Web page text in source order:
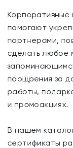
помогают
партнерами,
сделать любое
поощрения за
работы,
и промоакциях.
В нашем
сертификаты